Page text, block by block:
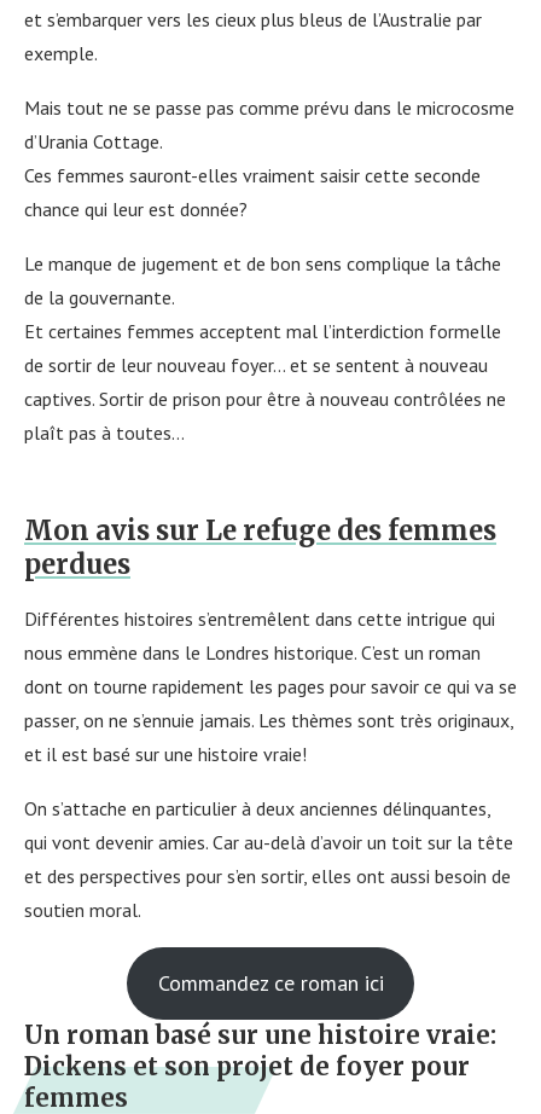
et s’embarquer vers les cieux plus bleus de l’Australie par
exemple.
Mais tout ne se passe pas comme prévu dans le microcosme
d’Urania Cottage.
Ces femmes sauront-elles vraiment saisir cette seconde
chance qui leur est donnée?
Le manque de jugement et de bon sens complique la tâche
de la gouvernante.
Et certaines femmes acceptent mal l’interdiction formelle
de sortir de leur nouveau foyer… et se sentent à nouveau
captives. Sortir de prison pour être à nouveau contrôlées ne
plaît pas à toutes…
Mon avis sur Le refuge des femmes
perdues
Différentes histoires s’entremêlent dans cette intrigue qui
nous emmène dans le Londres historique. C’est un roman
dont on tourne rapidement les pages pour savoir ce qui va se
passer, on ne s’ennuie jamais. Les thèmes sont très originaux,
et il est basé sur une histoire vraie!
On s’attache en particulier à deux anciennes délinquantes,
qui vont devenir amies. Car au-delà d’avoir un toit sur la tête
et des perspectives pour s’en sortir, elles ont aussi besoin de
soutien moral.
Commandez ce roman ici
Un roman basé sur une histoire vraie:
Dickens et son projet de foyer pour
femmes